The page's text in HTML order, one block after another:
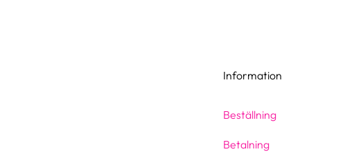
Information
Beställning
Betalning